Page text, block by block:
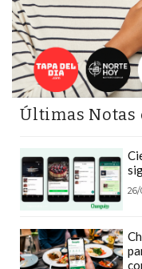
PERGAMINO:
LOS
MEJORES
PRECIOS
WHEY
PROTEIN
PERGAMINO:
DÓNDE
COMPRAR
EL
MEJOR
Últimas Notas
26/